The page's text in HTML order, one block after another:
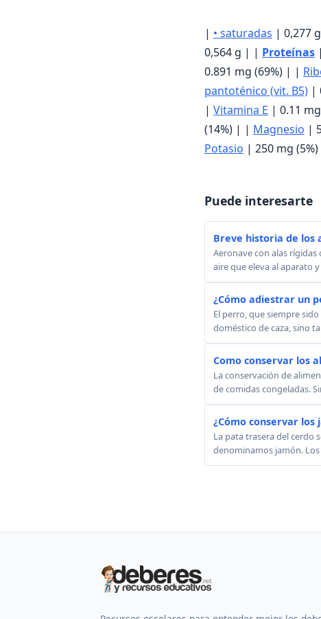
| • saturadas | 0,277
0,564 g | | Proteínas
0.891 mg (69%) | |
pantoténico (vit. B5) |
| Vitamina E | 0.11
(14%) | | Magnesio |
Potasio | 250 mg
Puede interesarte
Breve historia de los
Aeronave con alas
aire que eleva al aparato
¿Cómo adiestrar un
El perro, que siempre
doméstico de caza, sino
Como conservar los
La conservación de
de comidas congeladas.
¿Cómo conservar los
La pata trasera del cerdo
denominamos jamón. Los